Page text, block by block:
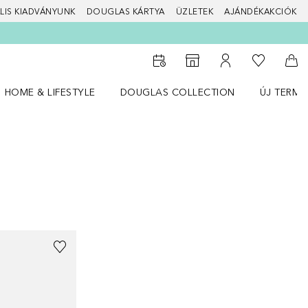
KIADVÁNYUNK DOUGLAS KÁRTYA ÜZLETEK AJÁNDÉKAKCIÓK
Az üzletkeresőhöz
A fiókomhoz
A
HOME & LIFESTYLE
DOUGLAS COLLECTION
ÚJ